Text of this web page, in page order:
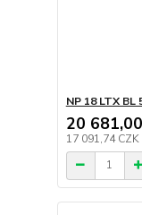
NP 18 LTX
20
17 091,74 CZK